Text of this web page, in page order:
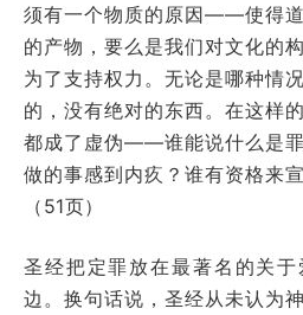
须有一个物质的原因——使得
的产物，要么是我们对文化的
为了支持权力。无论是哪种情
的，没有绝对的东西。在这样
都成了虚伪——谁能说什么是
做的事感到内疚？谁有资格来
（51页）
圣经把定罪放在最著名的关
边。换句话说，圣经从未认为